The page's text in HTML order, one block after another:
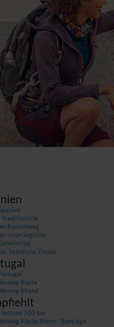
traditionelle
Küstenweg
ursprüngliche
heimliche Finale
Küste
Inland
letzten 100 km
Küste: Porto - Santiago